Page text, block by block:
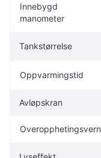
Innebygd
manometer
Tankstørrelse
Oppvarmingstid
Avløpskran
Overopphetingsvern